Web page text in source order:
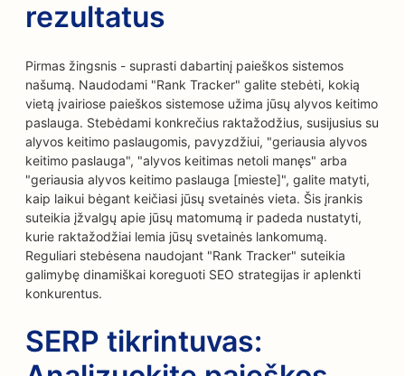
rezultatus
Pirmas žingsnis - suprasti dabartinį paieškos sistemos
našumą. Naudodami "Rank Tracker" galite stebėti, kokią
vietą įvairiose paieškos sistemose užima jūsų alyvos keitimo
paslauga. Stebėdami konkrečius raktažodžius, susijusius su
alyvos keitimo paslaugomis, pavyzdžiui, "geriausia alyvos
keitimo paslauga", "alyvos keitimas netoli manęs" arba
"geriausia alyvos keitimo paslauga [mieste]", galite matyti,
kaip laikui bėgant keičiasi jūsų svetainės vieta. Šis įrankis
suteikia įžvalgų apie jūsų matomumą ir padeda nustatyti,
kurie raktažodžiai lemia jūsų svetainės lankomumą.
Reguliari stebėsena naudojant "Rank Tracker" suteikia
galimybę dinamiškai koreguoti SEO strategijas ir aplenkti
konkurentus.
SERP tikrintuvas: